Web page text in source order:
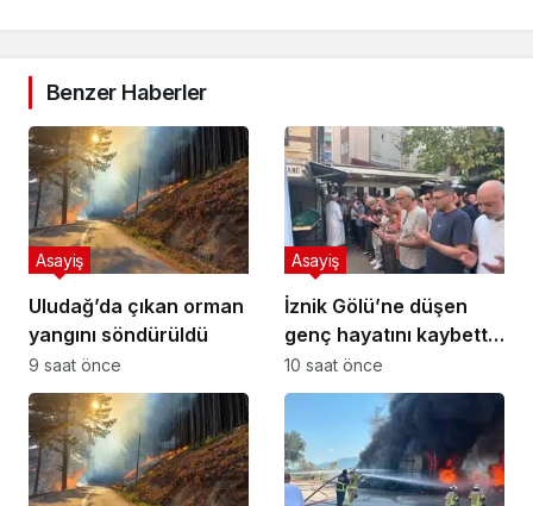
Benzer Haberler
Uludağ’da çıkan orman
yangını söndürüldü
Asayiş
9 saat önce
İznik Gölü’ne düşen
genç hayatını kaybetti,
gözyaşlarıyla toprağa
verildi
Asayiş
10 saat önce